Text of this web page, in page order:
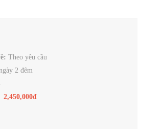
Theo yêu cầu
2 đêm
2,450,000đ